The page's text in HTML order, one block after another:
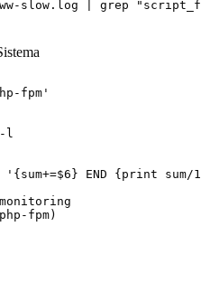
fpm'
-l
END {print sum/